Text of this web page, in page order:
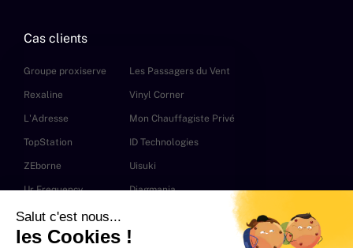
Salut c'est nous...
les Cookies !
Cas clients
Groupe proxiserve Les Passagers du Vent
Rexaline Vinyl Corner
L'Adresse Mon Chauffagiste Privé
TopStation ID Technologies
ZEborne Uisuki
Ur Frequency Diagmania
Cime
Aptly